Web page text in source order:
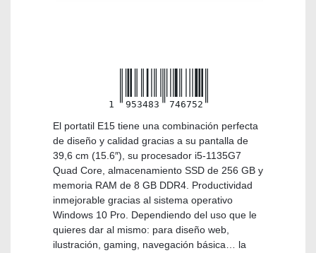
1 953483 746752
El portatil E15 tiene una combinación perfecta
de diseño y calidad gracias a su pantalla de
39,6 cm (15.6″), su procesador i5-1135G7
Quad Core, almacenamiento SSD de 256 GB y
memoria RAM de 8 GB DDR4. Productividad
inmejorable gracias al sistema operativo
Windows 10 Pro. Dependiendo del uso que le
quieres dar al mismo: para diseño web,
ilustración, gaming, navegación básica… la